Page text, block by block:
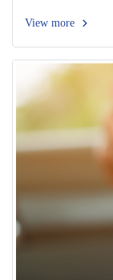
View more